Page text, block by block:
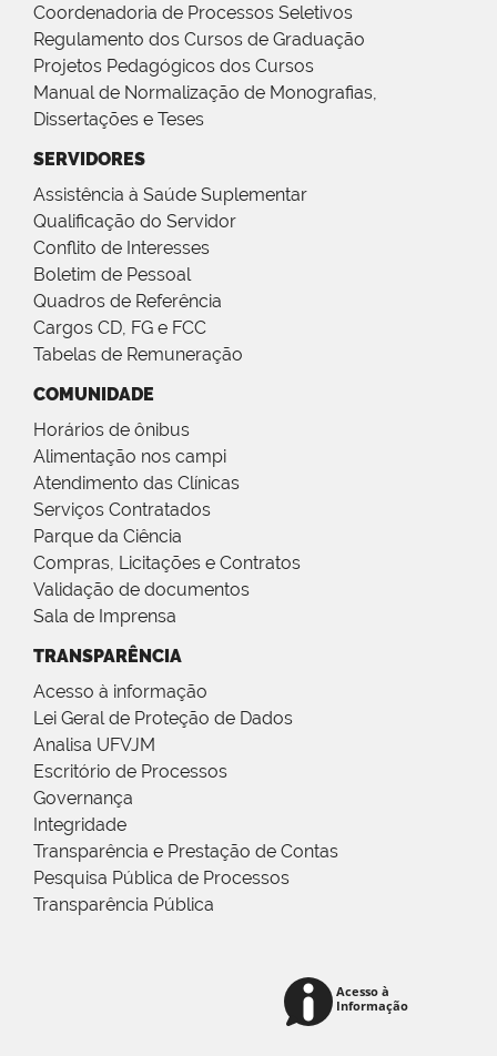
Coordenadoria de Processos Seletivos
Regulamento dos Cursos de Graduação
Projetos Pedagógicos dos Cursos
Manual de Normalização de Monografias,
Dissertações e Teses
SERVIDORES
Assistência à Saúde Suplementar
Qualificação do Servidor
Conflito de Interesses
Boletim de Pessoal
Quadros de Referência
Cargos CD, FG e FCC
Tabelas de Remuneração
COMUNIDADE
Horários de ônibus
Alimentação nos campi
Atendimento das Clínicas
Serviços Contratados
Parque da Ciência
Compras, Licitações e Contratos
Validação de documentos
Sala de Imprensa
TRANSPARÊNCIA
Acesso à informação
Lei Geral de Proteção de Dados
Analisa UFVJM
Escritório de Processos
Governança
Integridade
Transparência e Prestação de Contas
Pesquisa Pública de Processos
Transparência Pública